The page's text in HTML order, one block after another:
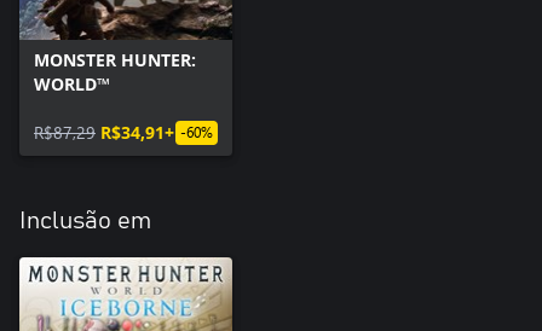
MONSTER HUNTER:
WORLD™
R$87,29 R$34,91+ -60%
Inclusão em